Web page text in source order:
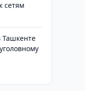
сетям
Ташкенте